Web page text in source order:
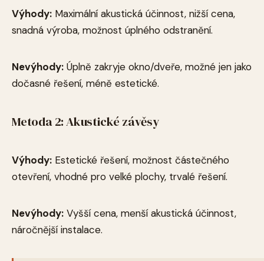
Výhody: Maximální akustická účinnost, nižší cena,
snadná výroba, možnost úplného odstranění.
Nevýhody: Úplně zakryje okno/dveře, možné jen jako
dočasné řešení, méně estetické.
Metoda 2: Akustické závěsy
Výhody: Estetické řešení, možnost částečného
otevření, vhodné pro velké plochy, trvalé řešení.
Nevýhody: Vyšší cena, menší akustická účinnost,
náročnější instalace.